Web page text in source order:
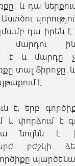
, և դա
դա իրեն է
մարդու
է և մարդը
տալ Տիրոջը, և
է։
է, երբ
և փորձում է
նույնն է,
բժշկի